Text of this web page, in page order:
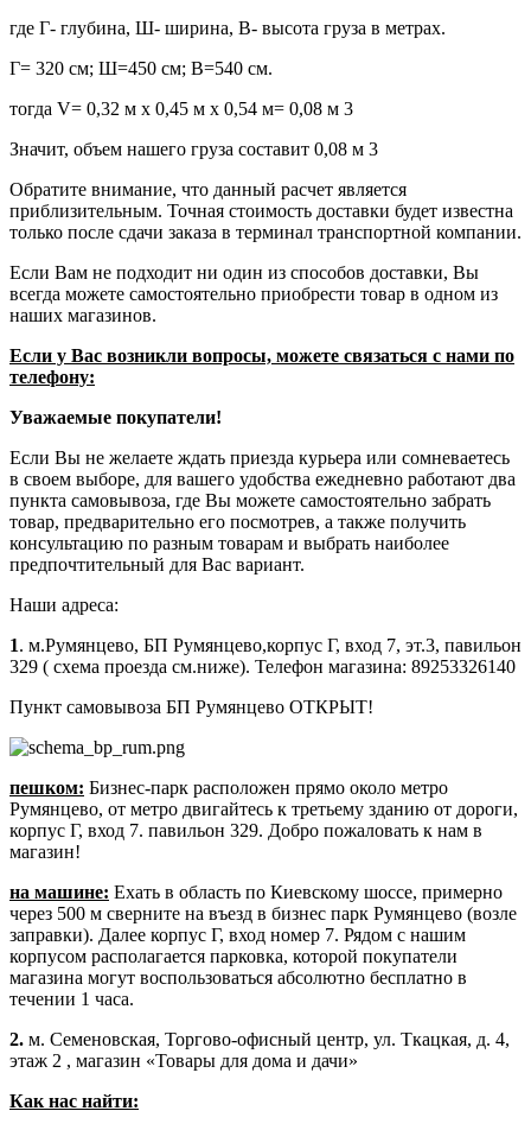
где Г- глубина, Ш- ширина, В- высота груза в метрах.
Г= 320 см; Ш=450 см; В=540 см.
тогда V= 0,32 м х 0,45 м х 0,54 м= 0,08 м 3
Значит, объем нашего груза составит 0,08 м 3
Обратите внимание, что данный расчет является
приблизительным. Точная стоимость доставки будет известна
только после сдачи заказа в терминал транспортной компании.
Если Вам не подходит ни один из способов доставки, Вы
всегда можете самостоятельно приобрести товар в одном из
наших магазинов.
Если у Вас возникли вопросы, можете связаться с нами по
телефону:
Уважаемые покупатели!
Если Вы не желаете ждать приезда курьера или сомневаетесь
в своем выборе, для вашего удобства ежедневно работают два
пункта самовывоза, где Вы можете самостоятельно забрать
товар, предварительно его посмотрев, а также получить
консультацию по разным товарам и выбрать наиболее
предпочтительный для Вас вариант.
Наши адреса:
1. м.Румянцево, БП Румянцево,корпус Г, вход 7, эт.3, павильон
329 ( схема проезда см.ниже). Телефон магазина: 89253326140
Пункт самовывоза БП Румянцево ОТКРЫТ!
пешком: Бизнес-парк расположен прямо около метро
Румянцево, от метро двигайтесь к третьему зданию от дороги,
корпус Г, вход 7. павильон 329. Добро пожаловать к нам в
магазин!
на машине: Ехать в область по Киевскому шоссе, примерно
через 500 м сверните на въезд в бизнес парк Румянцево (возле
заправки). Далее корпус Г, вход номер 7. Рядом с нашим
корпусом располагается парковка, которой покупатели
магазина могут воспользоваться абсолютно бесплатно в
течении 1 часа.
2. м. Семеновская, Торгово-офисный центр, ул. Ткацкая, д. 4,
этаж 2 , магазин «Товары для дома и дачи»
Как нас найти: